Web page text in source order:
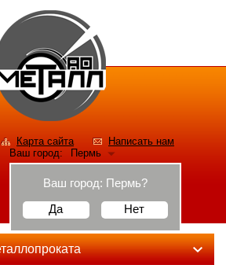
Карта сайта
Написать нам
Ваш город:
Пермь
Ваш город: Пермь?
Да
Нет